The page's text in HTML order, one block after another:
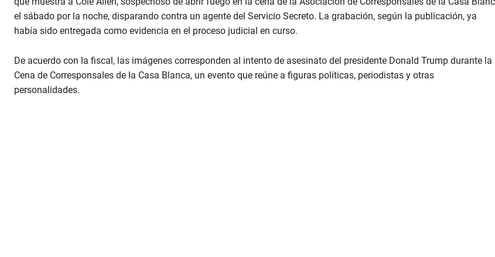
el sábado por la noche, disparando contra un agente del Servicio Secreto. La grabación, según la publicación, ya
había sido entregada como evidencia en el proceso judicial en curso.
De acuerdo con la fiscal, las imágenes corresponden al intento de asesinato del presidente Donald Trump durante la
Cena de Corresponsales de la Casa Blanca, un evento que reúne a figuras políticas, periodistas y otras
personalidades.